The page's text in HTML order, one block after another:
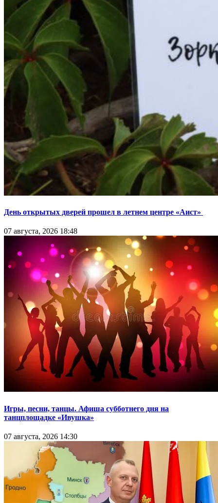
День открытых дверей прошел в летнем центре «Аист»
07 августа, 2026 18:48
Игры, песни, танцы. Афиша субботнего дня на
танцплощадке «Ивушка»
07 августа, 2026 14:30